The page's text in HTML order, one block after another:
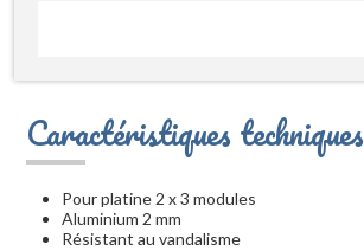
Caractéristiques techniques
Pour platine 2 x 3 modules
Aluminium 2 mm
Résistant au vandalisme